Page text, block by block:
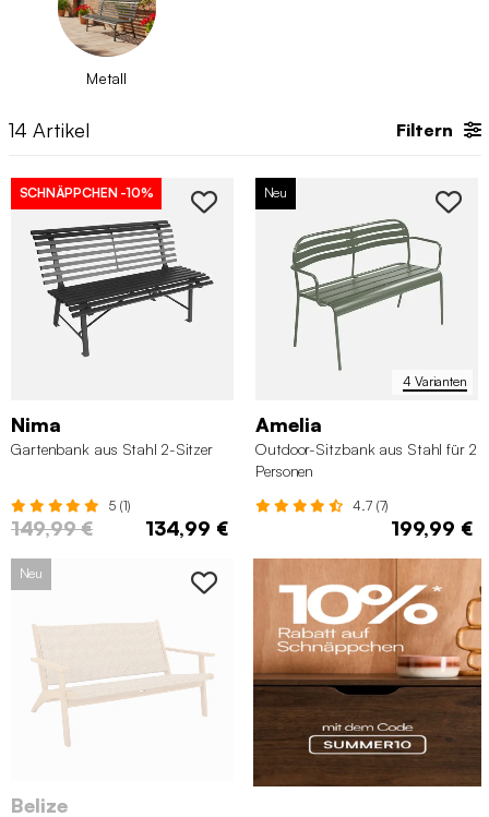
– finden Sie die Bank, die sich perfekt in Ihren Außenbereich
Metall
14 Artikel Filtern
SCHNÄPPCHEN -10%
Nima
Gartenbank aus Stahl 2-Sitzer
5 (1)
149,99 € 134,99 €
4 Varianten
Neu
Amelia
Outdoor-Sitzbank aus Stahl für 2
Personen
4.7 (7)
199,99 €
Neu
Belize